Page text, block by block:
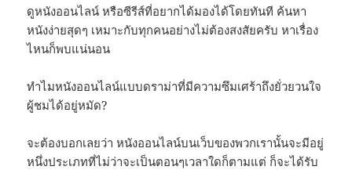
ดูหนังออนไลน์ หรือซีรีส์ที่อยากได้มองได้โดยทันที ค้นหา
หนังง่ายสุดๆ เหมาะกับทุกคนอย่างไม่ต้องสงสัยครับ หาเรื่อง
ไหนก็พบแน่นอน
ทำไมหนังออนไลน์แบบดราม่าที่มีความซึมเศร้าถึงยั่วยวนใจ
ผู้ชมได้อยู่หมัด?
จะต้องบอกเลยว่า หนังออนไลน์บนเว็บของพวกเรานั้นจะมีอยู่
หนึ่งประเภทที่ไม่ว่าจะเป็นตอนๆเวลาใดก็ตามแต่ ก็จะได้รับ